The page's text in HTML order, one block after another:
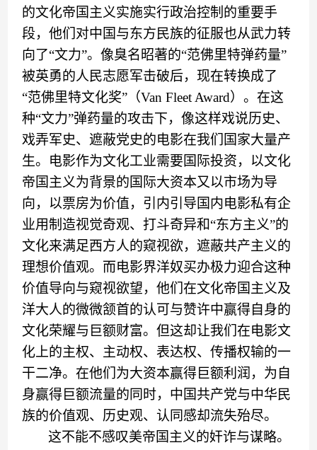
的文化帝国主义实施实行政治控制的重要手
段，他们对中国与东方民族的征服也从武力转
向了“文力”。像臭名昭著的“范佛里特弹药量”
被英勇的人民志愿军击破后，现在转换成了
“范佛里特文化奖”（Van Fleet Award）。在这
种“文力”弹药量的攻击下，像这样戏说历史、
戏弄军史、 遮蔽党史的电影在我们国家大量产
生。电影作为文化工业需要国际投资， 以文化
帝国主义为背景的国际大资本又以市场为导
向，以票房为价值，引内引导国内电影私有企
业用制造视觉奇观、打斗奇异和“东方主义”的
文化来满足西方人的窥视欲，遮蔽共产主义的
理想价值观。而电影界洋奴买办极力迎合这种
价值导向与窥视欲望，他们在文化帝国主义及
洋大人的微微颔首的认可与赞许中赢得自身的
文化荣耀与巨额财富。但这却让我们在电影文
化上的主权、 主动权、表达权、传播权输的一
干二净。在他们为大资本赢得巨额利润 ， 为自
身赢得巨额流量的同时，中国共产党与中华民
族的价值观、 历史观、认同感却流失殆尽。
这不能不感叹美帝国主义的奸诈与谋略。